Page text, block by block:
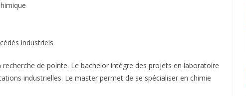
industriels
recherche de pointe. Le bachelor intègre des projets en laboratoire
industrielles. Le master permet de se spécialiser en chimie